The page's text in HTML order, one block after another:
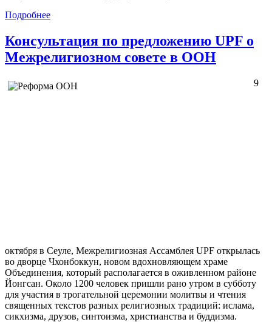
Подробнее
Консультация по предложению UPF о
Межрелигиозном совете в ООН
9
октября в Сеуле, Межрелигиозная Ассамблея UPF открылась
во дворце Чхонбоккун, новом вдохновляющем храме
Объединения, который располагается в оживленном районе
Йонгсан. Около 1200 человек пришли рано утром в субботу
для участия в трогательной церемонии молитвы и чтения
священных текстов разных религиозных традиций: ислама,
сикхизма, друзов, синтоизма, христианства и буддизма.